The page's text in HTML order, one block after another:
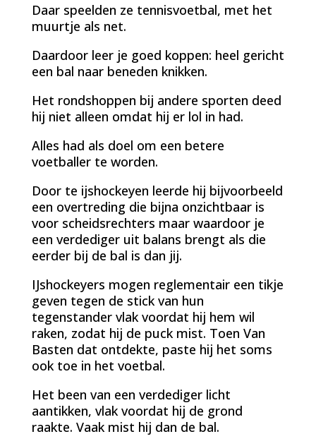
Daar speelden ze tennisvoetbal, met het
muurtje als net.
Daardoor leer je goed koppen: heel gericht
een bal naar beneden knikken.
Het rondshoppen bij andere sporten deed
hij niet alleen omdat hij er lol in had.
Alles had als doel om een betere
voetballer te worden.
Door te ijshockeyen leerde hij bijvoorbeeld
een overtreding die bijna onzichtbaar is
voor scheidsrechters maar waardoor je
een verdediger uit balans brengt als die
eerder bij de bal is dan jij.
IJshockeyers mogen reglementair een tikje
geven tegen de stick van hun
tegenstander vlak voordat hij hem wil
raken, zodat hij de puck mist. Toen Van
Basten dat ontdekte, paste hij het soms
ook toe in het voetbal.
Het been van een verdediger licht
aantikken, vlak voordat hij de grond
raakte. Vaak mist hij dan de bal.